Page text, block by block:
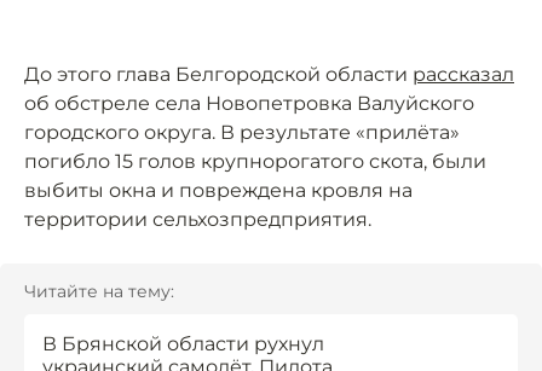
До этого глава Белгородской области рассказал
об обстреле села Новопетровка Валуйского
городского округа. В результате «прилёта»
погибло 15 голов крупнорогатого скота, были
выбиты окна и повреждена кровля на
территории сельхозпредприятия.
Читайте на тему:
В Брянской области рухнул